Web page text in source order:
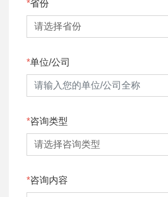
省份
单位/公司
咨询类型
咨询内容